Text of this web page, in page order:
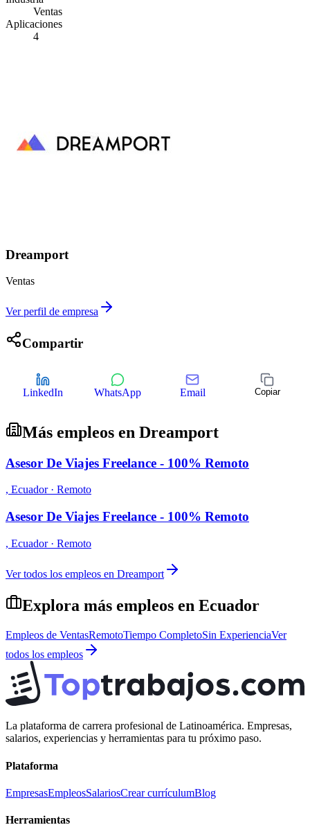
Ventas
Aplicaciones
4
Dreamport
Ventas
Ver perfil de empresa
Compartir
LinkedIn WhatsApp Email Copiar
Más empleos en Dreamport
Asesor De Viajes Freelance - 100% Remoto
, Ecuador· Remoto
Asesor De Viajes Freelance - 100% Remoto
, Ecuador· Remoto
Ver todos los empleos en Dreamport
Explora más empleos en Ecuador
Empleos de VentasRemotoTiempo CompletoSin ExperienciaVer
todos los empleos
La plataforma de carrera profesional de Latinoamérica. Empresas,
salarios, experiencias y herramientas para tu próximo paso.
Plataforma
EmpresasEmpleosSalariosCrear currículumBlog
Herramientas